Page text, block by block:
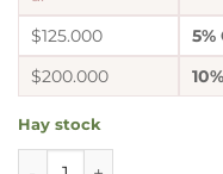
$125.000
5%
$200.000
Hay stock
a a blister kit a x 6